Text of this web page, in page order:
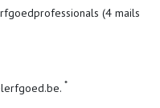
(4 mails